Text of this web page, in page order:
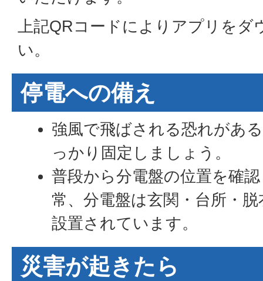
上記QRコードによりアプリを
い。
停電への備え
強風で飛ばされる恐れがあ
っかり固定しましょう。
普段から分電盤の位置を確
常、分電盤は玄関・台所・
設置されています。
災害が起きたら